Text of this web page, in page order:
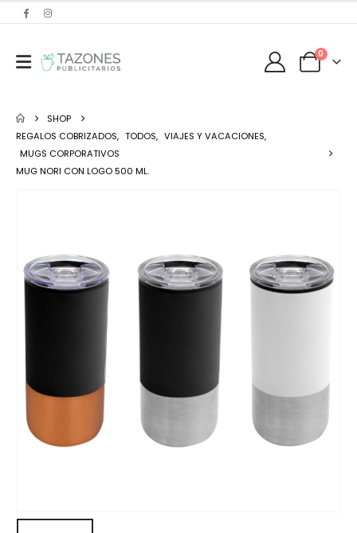
0
SHOP
REGALOS COBRIZADOS, TODOS, VIAJES Y VACACIONES,
MUGS CORPORATIVOS
MUG NORI CON LOGO 500 ML.